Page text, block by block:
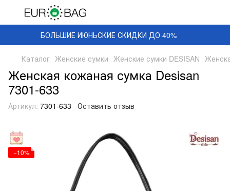
БОЛЬШИЕ ИЮНЬСКИЕ СКИДКИ ДО 40%
Каталог Женские сумки Женские сумки DESISAN
Женская кожаная сумка Desisan
7301-633
Артикул: 7301-633 Оставить отзыв
−10%